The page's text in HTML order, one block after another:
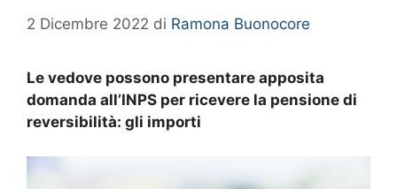
2 Dicembre 2022 di Ramona Buonocore
Le vedove possono presentare apposita
domanda all’INPS per ricevere la pensione di
reversibilità: gli importi